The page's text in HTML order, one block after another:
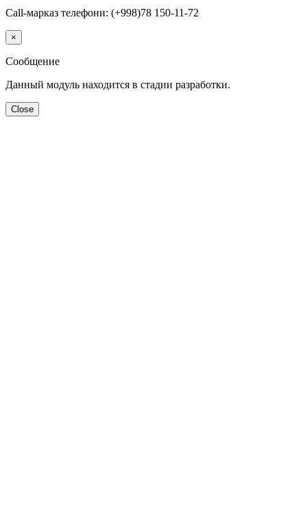
Call-марказ телефони: (+998)78 150-11-72
×
Сообщение
Данный модуль находится в стадии разработки.
Close